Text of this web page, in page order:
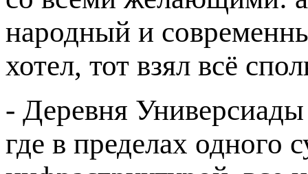
народный и
хотел, тот взял всё
- Деревня Универсиады
где в пределах одного